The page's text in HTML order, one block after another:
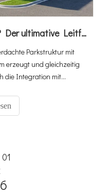
Was ist ein Solar-Carport? Der ultimative Leitfaden zur PV-, Speicher- und EV-Ladeintegration
Parkstruktur mit
erzeugt und gleichzeitig
die Integration mit
Ladeökosystem“,
umsatzgenerierenden
voraussichtlich um 10,6
wachsen wird, werden
Standard für kommerzielle